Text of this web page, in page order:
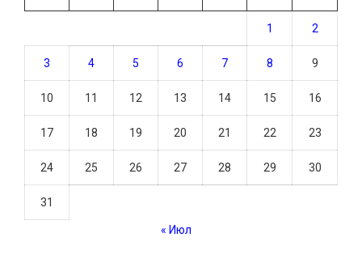
1 2
3 4 5 6 7 8 9
10 11 12 13 14 15 16
17 18 19 20 21 22 23
24 25 26 27 28 29 30
31
« Июл